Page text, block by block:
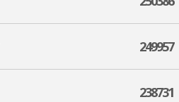
249957
238731